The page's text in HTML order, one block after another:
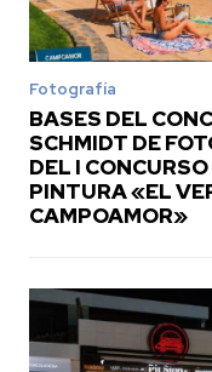
Fotografía
BASES DEL
SCHMIDT DE
DEL I
PINTURA «EL
CAMPOAMOR»